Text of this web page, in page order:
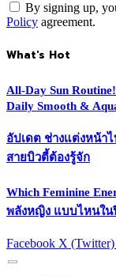
By signing up,
Policy agreement.
What's Hot
All-Day Sun
Daily Smooth &
อัปเดต ช่างแต่งหน้าไ
สายบิวตี้ต้องรู้จัก
Which Feminine
พลังหญิง แบบไหนใน
Facebook X (Twitter)